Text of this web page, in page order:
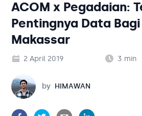
ACOM x Pegadaian:
Pentingnya Data
Makassar
2 April 2019 3 min
Himawan
by HIMAWAN